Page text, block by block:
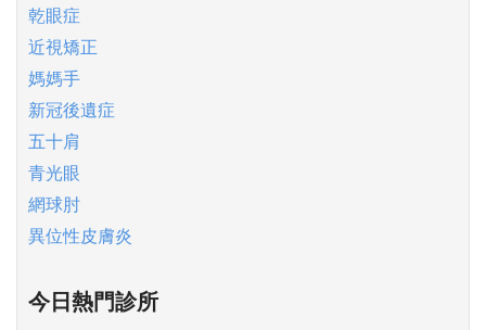
乾眼症
近視矯正
媽媽手
新冠後遺症
五十肩
青光眼
網球肘
異位性皮膚炎
今日熱門診所